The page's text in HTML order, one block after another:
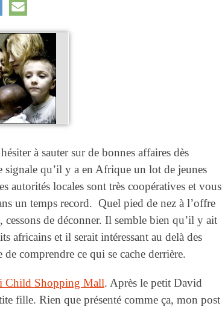
à sauter sur de bonnes affaires dès
signale qu’il y a en Afrique un lot de jeunes
autorités locales sont très coopératives et vous
un temps record. Quel pied de nez à l’offre
de déconner. Il semble bien qu’il y ait
africains et il serait intéressant au delà des
comprendre ce qui se cache derrière.
Child Shopping Mall. Après le petit David
fille. Rien que présenté comme ça, mon post